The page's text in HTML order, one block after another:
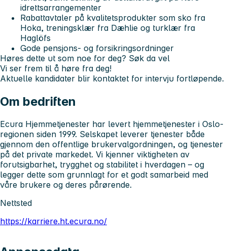
idrettsarrangementer
Rabattavtaler på kvalitetsprodukter som sko fra
Hoka, treningsklær fra Dæhlie og turklær fra
Haglöfs
Gode pensjons- og forsikringsordninger
Høres dette ut som noe for deg? Søk da vel
Vi ser frem til å høre fra deg!
Aktuelle kandidater blir kontaktet for intervju fortløpende.
Om bedriften
Ecura Hjemmetjenester har levert hjemmetjenester i Oslo-
regionen siden 1999. Selskapet leverer tjenester både
gjennom den offentlige brukervalgordningen, og tjenester
på det private markedet. Vi kjenner viktigheten av
forutsigbarhet, trygghet og stabilitet i hverdagen – og
legger dette som grunnlagt for et godt samarbeid med
våre brukere og deres pårørende.
Nettsted
https://karriere.ht.ecura.no/